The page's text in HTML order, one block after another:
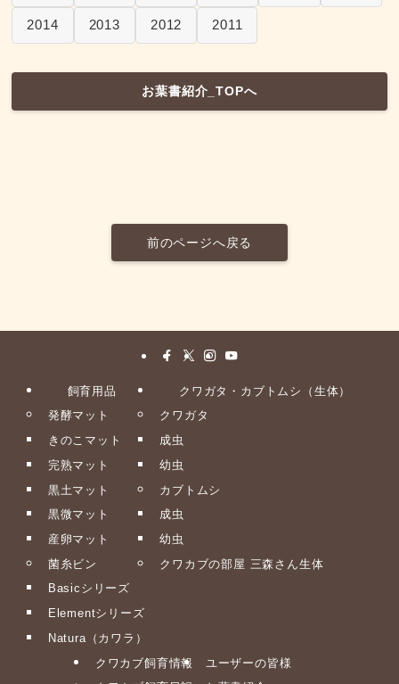
2014 2013 2012 2011
お葉書紹介_TOPへ
前のページへ戻る
飼育用品
発酵マット
きのこマット
完熟マット
黒土マット
黒微マット
産卵マット
菌糸ビン
Basicシリーズ
Elementシリーズ
Natura（カワラ）
クワガタ・カブトムシ（生体）
クワガタ
成虫
幼虫
カブトムシ
成虫
幼虫
クワカブの部屋 三森さん生体
クワカブ飼育情報
ユーザーの皆様